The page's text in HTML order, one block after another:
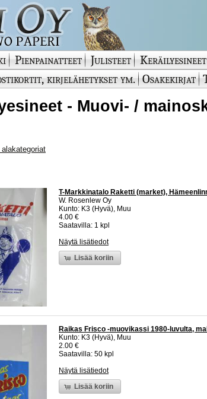
Pienpainatteet Julisteet Keräilyesineet
kirjelähetykset ym. Osakekirjat
- Muovi- /
T-Markkinatalo Raketti (market),
W. Rosenlew Oy
Kunto: K3 (Hyvä), Muu
4.00 €
Saatavilla: 1 kpl
Näytä lisätiedot
Lisää koriin
Raikas Frisco -muovikassi 1980-luvulta,
Kunto: K3 (Hyvä), Muu
2.00 €
Saatavilla: 50 kpl
Näytä lisätiedot
Lisää koriin